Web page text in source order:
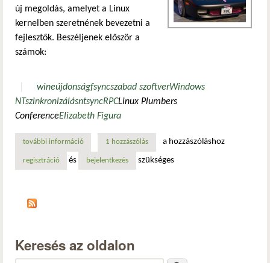
új megoldás, amelyet a Linux
kernelben szeretnének bevezetni a
fejlesztők. Beszéljenek először a
számok:
wineújdonságfsyncszabad szoftverWindows
NTszinkronizálásntsyncRPCLinux Plumbers
ConferenceElizabeth Figura
további információjátékoknál is őrületes wine sebességnövekedést hozhat
1 hozzászólás a hozzászóláshoz
regisztráció és bejelentkezés szükséges
Keresés az oldalon